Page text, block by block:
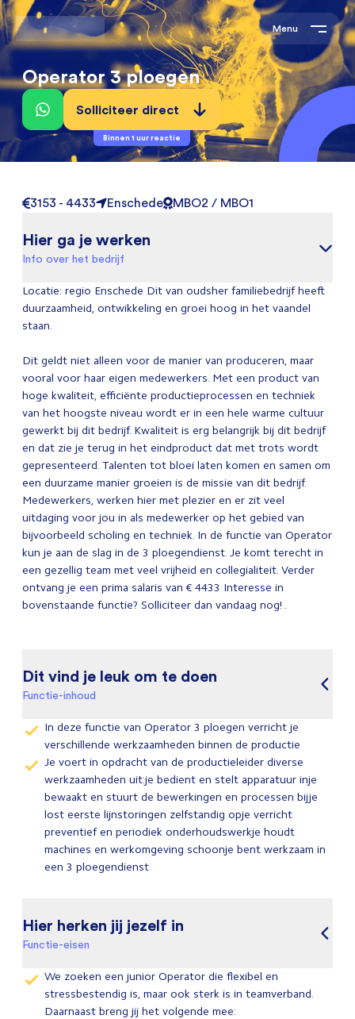
Menu
Operator 3 ploegen
Solliciteer direct
Binnen 1 uur reactie
3153 - 4433 Enschede MBO2 / MBO1
Hier ga je werken
Info over het bedrijf
Locatie: regio Enschede Dit van oudsher familiebedrijf heeft
duurzaamheid, ontwikkeling en groei hoog in het vaandel
staan.
Dit geldt niet alleen voor de manier van produceren, maar
vooral voor haar eigen medewerkers. Met een product van
hoge kwaliteit, efficiënte productieprocessen en techniek
van het hoogste niveau wordt er in een hele warme cultuur
gewerkt bij dit bedrijf. Kwaliteit is erg belangrijk bij dit bedrijf
en dat zie je terug in het eindproduct dat met trots wordt
gepresenteerd. Talenten tot bloei laten komen en samen om
een duurzame manier groeien is de missie van dit bedrijf.
Medewerkers, werken hier met plezier en er zit veel
uitdaging voor jou in als medewerker op het gebied van
bijvoorbeeld scholing en techniek. In de functie van Operator
kun je aan de slag in de 3 ploegendienst. Je komt terecht in
een gezellig team met veel vrijheid en collegialiteit. Verder
ontvang je een prima salaris van € 4433 Interesse in
bovenstaande functie? Solliciteer dan vandaag nog! .
Dit vind je leuk om te doen
Functie-inhoud
In deze functie van Operator 3 ploegen verricht je
verschillende werkzaamheden binnen de productie
Je voert in opdracht van de productieleider diverse
werkzaamheden uit:je bedient en stelt apparatuur inje
bewaakt en stuurt de bewerkingen en processen bijje
lost eerste lijnstoringen zelfstandig opje verricht
preventief en periodiek onderhoudswerkje houdt
machines en werkomgeving schoonje bent werkzaam in
een 3 ploegendienst
Hier herken jij jezelf in
Functie-eisen
We zoeken een junior Operator die flexibel en
stressbestendig is, maar ook sterk is in teamverband.
Daarnaast breng jij het volgende mee: